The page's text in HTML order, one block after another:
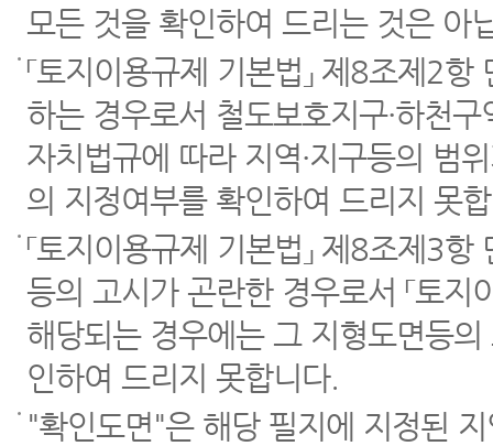
모든 것을 확인하여 드리는 것은 아
「토지이용규제 기본법」 제8조제2
하는 경우로서 철도보호지구·하천
자치법규에 따라 지역·지구등의 범
의 지정여부를 확인하여 드리지 못
「토지이용규제 기본법」 제8조제3
등의 고시가 곤란한 경우로서 「토
해당되는 경우에는 그 지형도면등
인하여 드리지 못합니다.
"확인도면"은 해당 필지에 지정된